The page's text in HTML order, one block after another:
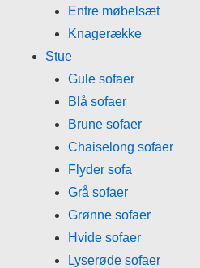
Entre møbelsæt
Knagerække
Stue
Gule sofaer
Blå sofaer
Brune sofaer
Chaiselong sofaer
Flyder sofa
Grå sofaer
Grønne sofaer
Hvide sofaer
Lyserøde sofaer